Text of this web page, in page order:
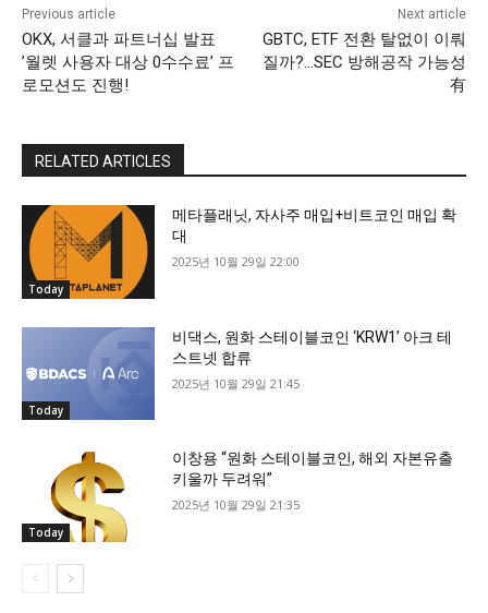
Previous article
OKX, 서클과 파트너십 발표
’월렛 사용자 대상 0수수료’ 프
로모션도 진행!
Next article
GBTC, ETF 전환 탈없이 이뤄
질까?…SEC 방해공작 가능성
有
RELATED ARTICLES
Today
메타플래닛, 자사주 매입+비트코인 매입 확
대
2025년 10월 29일 22:00
Today
비댁스, 원화 스테이블코인 ‘KRW1’ 아크 테
스트넷 합류
2025년 10월 29일 21:45
Today
이창용 “원화 스테이블코인, 해외 자본유출
키울까 두려워”
2025년 10월 29일 21:35